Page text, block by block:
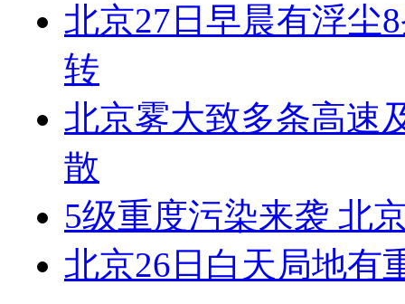
北京27日早晨有浮尘
转
北京雾大致多条高速
散
5级重度污染来袭 北
北京26日白天局地有